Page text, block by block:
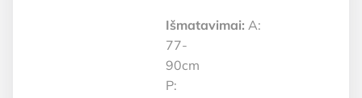
Išmatavimai: A:
77-
90cm
P: